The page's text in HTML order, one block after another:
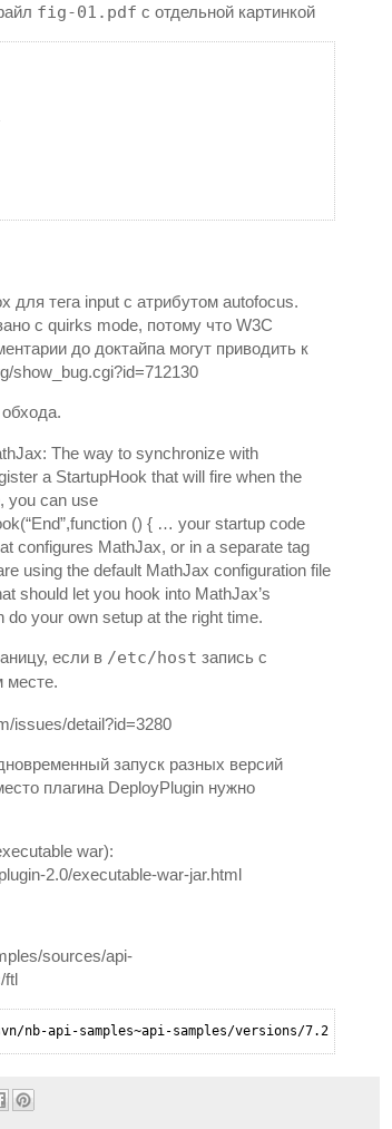
fig-01.pdf с отдельной картинкой
для тега input с атрибутом autofocus.
с quirks mode, потому что W3C
до доктайпа могут приводить к
show_bug.cgi?id=712130
The way to synchronize with
a StartupHook that will fire when the
you can use
() { … your startup code
configures MathJax, or in a separate tag
using the default MathJax configuration file
should let you hook into MathJax’s
your own setup at the right time.
если в /etc/host запись с
месте.
issues/detail?id=3280
запуск разных версий
плагина DeployPlugin нужно
war):
2.0/executable-war-jar.html
sources/api-
ftl
nb-api-samples~api-samples/versions/7.2/misc/ftl